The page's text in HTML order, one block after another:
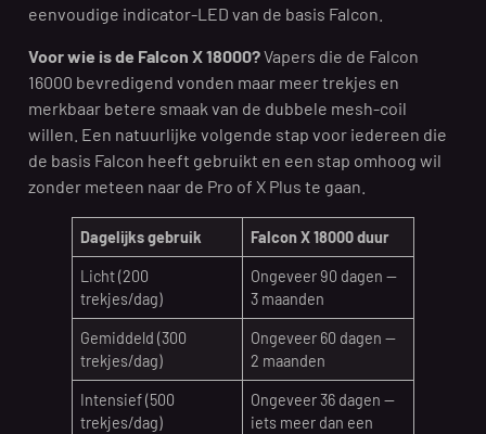
eenvoudige indicator-LED van de basis Falcon.
Voor wie is de Falcon X 18000?Vapers die de Falcon
16000 bevredigend vonden maar meer trekjes en
merkbaar betere smaak van de dubbele mesh-coil
willen. Een natuurlijke volgende stap voor iedereen die
de basis Falcon heeft gebruikt en een stap omhoog wil
zonder meteen naar de Pro of X Plus te gaan.
Dagelijks gebruik Falcon X 18000 duur
Licht (200
trekjes/dag)
Ongeveer 90 dagen —
3 maanden
Gemiddeld (300
trekjes/dag)
Ongeveer 60 dagen —
2 maanden
Intensief (500
trekjes/dag)
Ongeveer 36 dagen —
iets meer dan een